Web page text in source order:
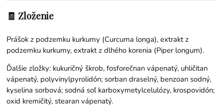
🧾 Zloženie
Prášok z podzemku kurkumy (Curcuma longa), extrakt z
podzemku kurkumy, extrakt z dlhého korenia (Piper longum).
Ďalšie zložky: kukuričný škrob, fosforečnan vápenatý, uhličitan
vápenatý, polyvinylpyrolidón; sorban draselný, benzoan sodný,
kyselina sorbová; sodná soľ karboxymetylcelulózy, krospovidón;
oxid kremičitý, stearan vápenatý.